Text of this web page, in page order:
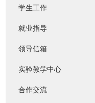
学生工作
就业指导
领导信箱
实验教学中心
合作交流